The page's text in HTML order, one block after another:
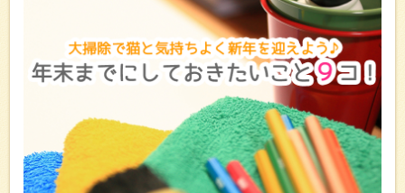
【猫のいるおうちの大掃
ておきたいこと9選！